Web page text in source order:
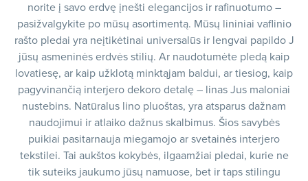
norite į savo erdvę įnešti elegancijos ir rafinuotumo –
pasižvalgykite po mūsų asortimentą. Mūsų lininiai vaflinio
rašto pledai yra neįtikėtinai universalūs ir lengvai papildo J
jūsų asmeninės erdvės stilių. Ar naudotumėte pledą kaip
lovatiesę, ar kaip užklotą minktąjam baldui, ar tiesiog, kaip
pagyvinančią interjero dekoro detalę – linas Jus maloniai
nustebins. Natūralus lino pluoštas, yra atsparus dažnam
naudojimui ir atlaiko dažnus skalbimus. Šios savybės
puikiai pasitarnauja miegamojo ar svetainės interjero
tekstilei. Tai aukštos kokybės, ilgaamžiai pledai, kurie ne
tik suteiks jaukumo jūsų namuose, bet ir taps stilingu